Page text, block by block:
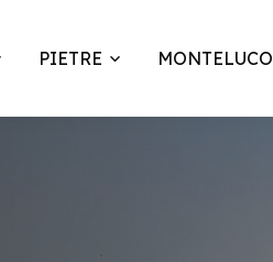
PIETRE MONTELUCO